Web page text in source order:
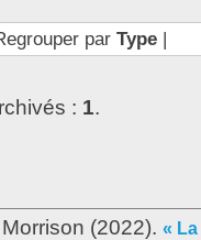
par Type|
: 1.
(2022). «